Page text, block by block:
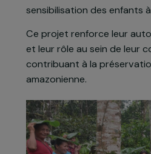
leur production de
l’alimentation des
sont formées à la
techniques
à des actions de
sensibilisation des
Ce projet renforce leur
et leur rôle au sein de